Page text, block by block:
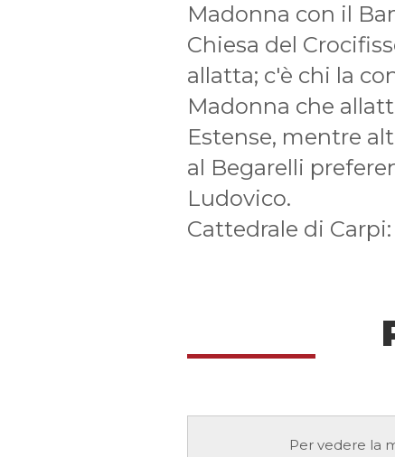
Madonna con il
Chiesa del
allatta; c'è chi la
Madonna che
Estense, mentre
al Begarelli
Ludovico.
Cattedrale di
Per vedere la